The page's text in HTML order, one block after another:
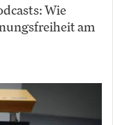
Wie
am